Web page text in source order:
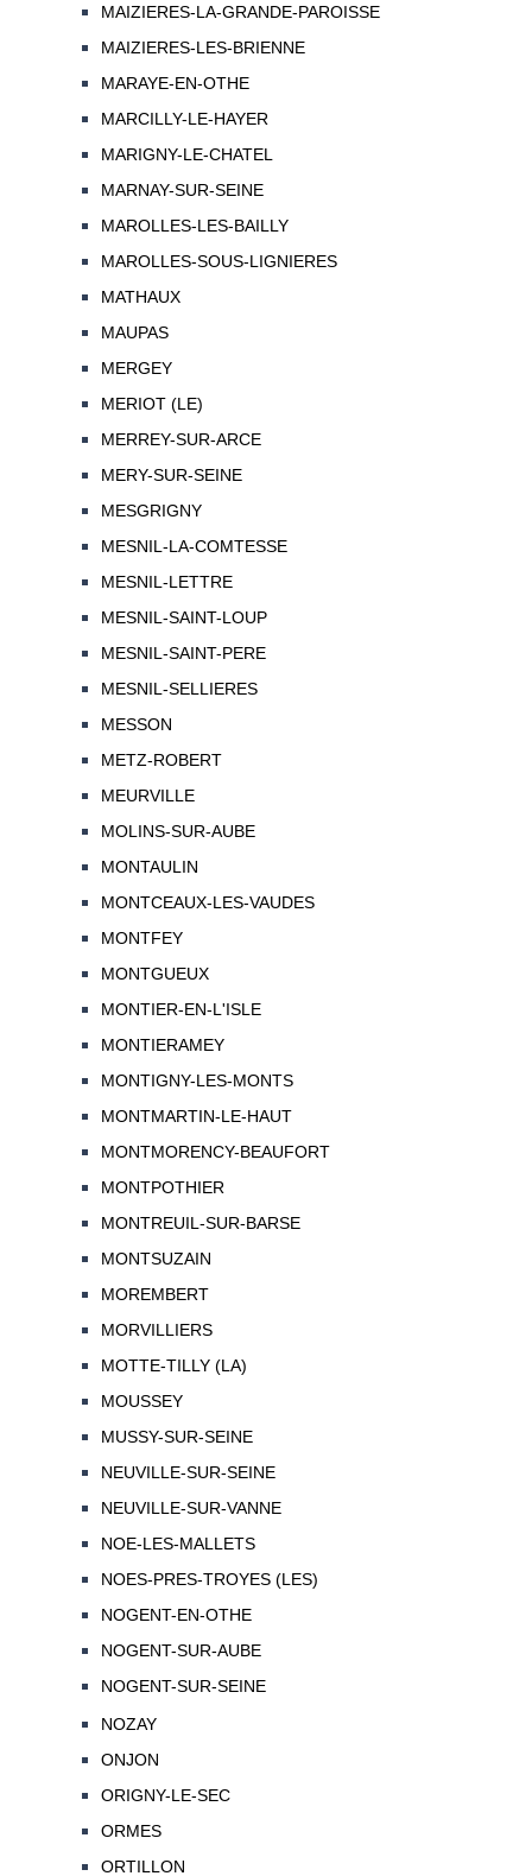
MAIZIERES-LA-GRANDE-PAROISSE
MAIZIERES-LES-BRIENNE
MARAYE-EN-OTHE
MARCILLY-LE-HAYER
MARIGNY-LE-CHATEL
MARNAY-SUR-SEINE
MAROLLES-LES-BAILLY
MAROLLES-SOUS-LIGNIERES
MATHAUX
MAUPAS
MERGEY
MERIOT (LE)
MERREY-SUR-ARCE
MERY-SUR-SEINE
MESGRIGNY
MESNIL-LA-COMTESSE
MESNIL-LETTRE
MESNIL-SAINT-LOUP
MESNIL-SAINT-PERE
MESNIL-SELLIERES
MESSON
METZ-ROBERT
MEURVILLE
MOLINS-SUR-AUBE
MONTAULIN
MONTCEAUX-LES-VAUDES
MONTFEY
MONTGUEUX
MONTIER-EN-L'ISLE
MONTIERAMEY
MONTIGNY-LES-MONTS
MONTMARTIN-LE-HAUT
MONTMORENCY-BEAUFORT
MONTPOTHIER
MONTREUIL-SUR-BARSE
MONTSUZAIN
MOREMBERT
MORVILLIERS
MOTTE-TILLY (LA)
MOUSSEY
MUSSY-SUR-SEINE
NEUVILLE-SUR-SEINE
NEUVILLE-SUR-VANNE
NOE-LES-MALLETS
NOES-PRES-TROYES (LES)
NOGENT-EN-OTHE
NOGENT-SUR-AUBE
NOGENT-SUR-SEINE
NOZAY
ONJON
ORIGNY-LE-SEC
ORMES
ORTILLON